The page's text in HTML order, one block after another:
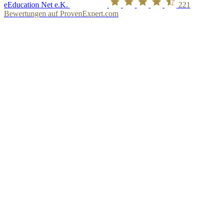
eEducation Net e.K.
221
Bewertungen auf ProvenExpert.com